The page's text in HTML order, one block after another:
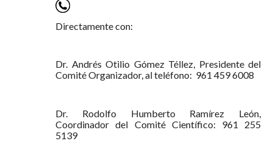
Directamente con:
Dr. Andrés Otilio Gómez Téllez, Presidente del
Comité Organizador, al teléfono: 961 459 6008
Dr. Rodolfo Humberto Ramírez León,
Coordinador del Comité Científico: 961 255
5139